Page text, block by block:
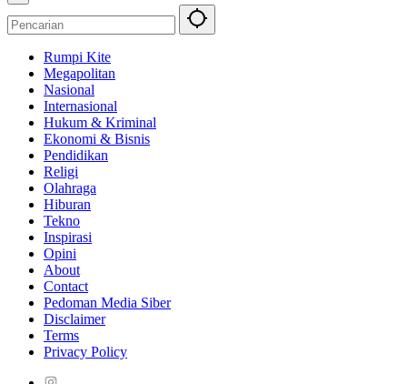
Rumpi Kite
Megapolitan
Nasional
Internasional
Hukum & Kriminal
Ekonomi & Bisnis
Pendidikan
Religi
Olahraga
Hiburan
Tekno
Inspirasi
Opini
About
Contact
Pedoman Media Siber
Disclaimer
Terms
Privacy Policy